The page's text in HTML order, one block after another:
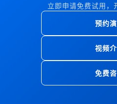
立即申请免费试用，
预约
视频
免费